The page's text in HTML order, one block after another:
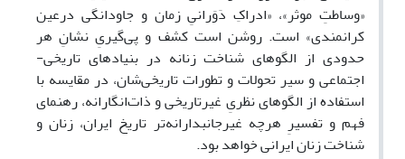
«وساطتِ موثر»، «ادراکِ دَوَرانیِ زمان و جاودانگی درعین
کرانمندی» است. روشن است کشف و پی‌گیریِ نشانِ هر
حدودی از الگوهای شناخت زنانه در بنیادهای تاریخی-
اجتماعی و سیر تحولات و تطورات تاریخی‌شان، در مقایسه با
استفاده از الگوهای نظریِ غیرتاریخی و ذات‌انگارانه، رهنمای
فهم و تفسیرِ هرچه غیرجانبدارانه‌تر تاریخ ایران، زنان و
شناخت زنان ایرانی خواهد بود.